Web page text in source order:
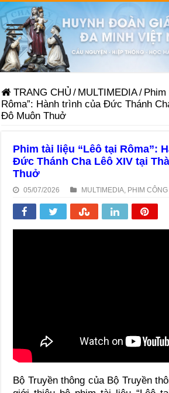
TRANG CHỦ / MULTIMEDIA/ Phim
Rôma”: Hành trình của Đức Thánh
Đô Muôn Thuở
Phim tài liệu “Lêô tại Rôma”:
Đức Thánh Cha Lêô XIV tại
Thuở
05/07/2026 MULTIMEDIA PHIM
Bộ Truyền thông của Bộ Truyền